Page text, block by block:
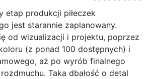
etap produkcji piłeczek
jest starannie zaplanowany.
od wizualizacji i projektu, poprzez
(z ponad 100 dostępnych) i
aż po wyrób finalnego
Taka dbałość o detal